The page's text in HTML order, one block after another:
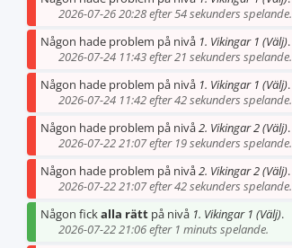
2026-07-26 20:28 efter 54 sekunders spelande.
Någon hade problem på nivå 1. Vikingar 1 (Välj).
2026-07-24 11:43 efter 21 sekunders spelande.
Någon hade problem på nivå 1. Vikingar 1 (Välj).
2026-07-24 11:42 efter 42 sekunders spelande.
Någon hade problem på nivå2. Vikingar 2 (Välj).
2026-07-22 21:07 efter 19 sekunders spelande.
Någon hade problem på nivå2. Vikingar 2 (Välj).
2026-07-22 21:07 efter 42 sekunders spelande.
Någon fickalla rätt på nivå 1. Vikingar 1 (Välj).
2026-07-22 21:06 efter 1 minuts spelande.